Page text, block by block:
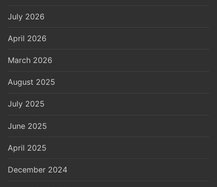
July 2026
April 2026
March 2026
August 2025
July 2025
June 2025
April 2025
December 2024